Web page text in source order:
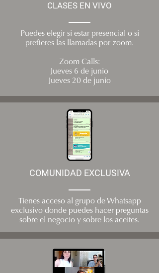
CLASES EN VIVO
Puedes elegir si estar presencial o si
prefieres las llamadas por zoom.
Zoom Calls:
Jueves 6 de junio
Jueves 20 de junio
COMUNIDAD EXCLUSIVA
Tienes acceso al grupo de Whatsapp
exclusivo donde puedes hacer preguntas
sobre el negocio y sobre los aceites.